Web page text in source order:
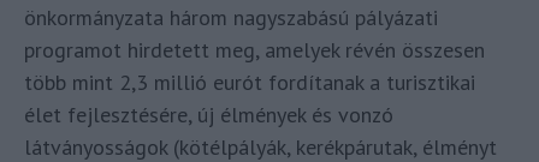
önkormányzata három nagyszabású pályázati
programot hirdetett meg, amelyek révén összesen
több mint 2,3 millió eurót fordítanak a turisztikai
élet fejlesztésére, új élmények és vonzó
látványosságok (kötélpályák, kerékpárutak, élményt